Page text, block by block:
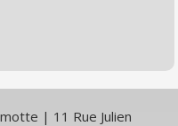
| 11 Rue Julien